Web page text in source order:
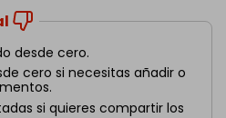
desde cero.
cero si necesitas añadir o
si quieres compartir los